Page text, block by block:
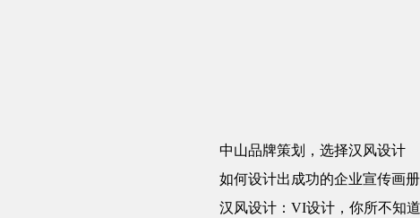
中山品牌策划，选择汉风设计
如何设计出成功的企业宣传画
汉风设计：VI设计，你所不知